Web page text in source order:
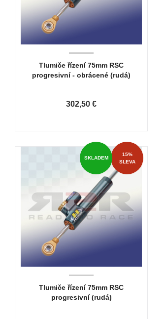
Tlumiče řízení 75mm RSC
progresivní - obrácené (rudá)
302,50 €
15%
SLEVA
SKLADEM
Tlumiče řízení 75mm RSC
progresivní (rudá)